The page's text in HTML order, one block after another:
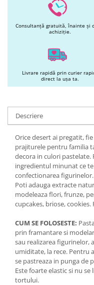
Consultanță gratuită, înainte și
achiziție.
Livrare rapidă prin curier
direct la ușa ta.
Descriere
Orice desert ai pregatit,
prajiturele pentru familia
decora in culori pastelate.
ingredientul minunat ce
confectionarea
Poti adauga extracte
modeleaza flori, frunze,
cupcakes, briose,
CUM SE FOLOSESTE:
prin framantare si
sau realizarea figurinelor,
umiditate, la rece. Pentru
se pastreaza in punga de
Este foarte elastic si nu
tortului.